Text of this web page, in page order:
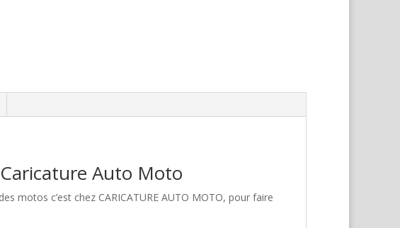
Auto Moto
motos c’est chez CARICATURE AUTO MOTO, pour faire